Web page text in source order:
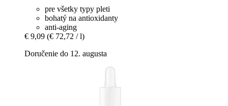
pre všetky typy pleti
bohatý na antioxidanty
anti-aging
€ 9,09 (€ 72,72 / l)
Doručenie do 12. augusta